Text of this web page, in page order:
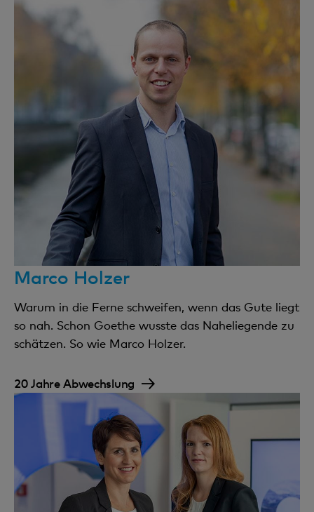
Marco Holzer
Warum in die Ferne schweifen, wenn das Gute liegt
so nah. Schon Goethe wusste das Naheliegende zu
schätzen. So wie Marco Holzer.
20 Jahre Abwechslung